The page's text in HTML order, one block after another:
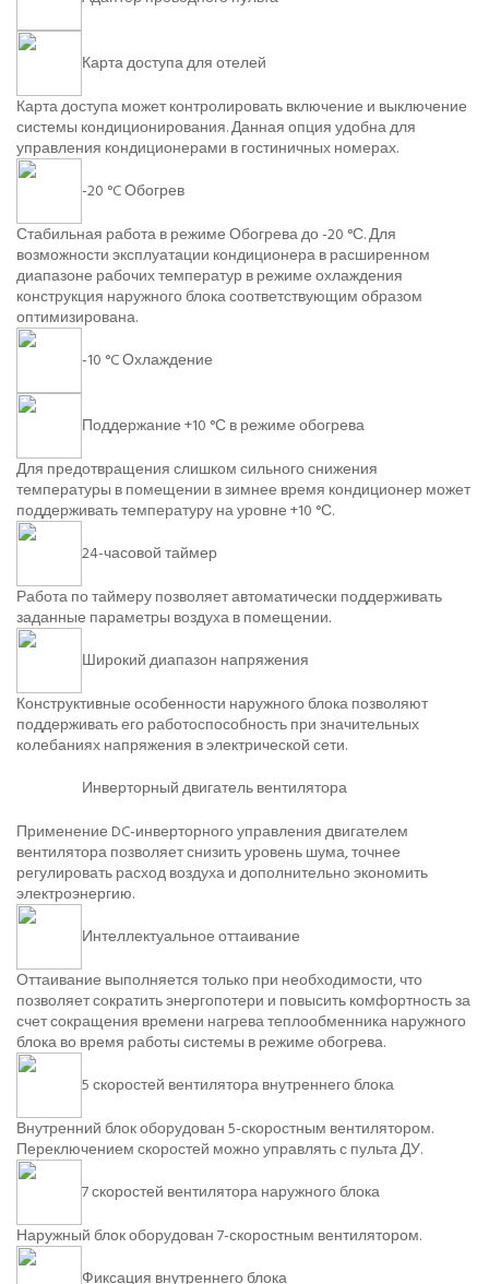
Карта доступа для отелей
Карта доступа может контролировать включение и выключение
системы кондиционирования. Данная опция удобна для
управления кондиционерами в гостиничных номерах.
-20 °C Обогрев
Стабильная работа в режиме Обогрева до -20 °С. Для
возможности эксплуатации кондиционера в расширенном
диапазоне рабочих температур в режиме охлаждения
конструкция наружного блока соответствующим образом
оптимизирована.
-10 °C Охлаждение
Поддержание +10 °С в режиме обогрева
Для предотвращения слишком сильного снижения
температуры в помещении в зимнее время кондиционер может
поддерживать температуру на уровне +10 °С.
24-часовой таймер
Работа по таймеру позволяет автоматически поддерживать
заданные параметры воздуха в помещении.
Широкий диапазон напряжения
Конструктивные особенности наружного блока позволяют
поддерживать его работоспособность при значительных
колебаниях напряжения в электрической сети.
Инверторный двигатель вентилятора
Применение DC-инверторного управления двигателем
вентилятора позволяет снизить уровень шума, точнее
регулировать расход воздуха и дополнительно экономить
электроэнергию.
Интеллектуальное оттаивание
Оттаивание выполняется только при необходимости, что
позволяет сократить энергопотери и повысить комфортность за
счет сокращения времени нагрева теплообменника наружного
блока во время работы системы в режиме обогрева.
5 скоростей вентилятора внутреннего блока
Внутренний блок оборудован 5-скоростным вентилятором.
Переключением скоростей можно управлять с пульта ДУ.
7 скоростей вентилятора наружного блока
Наружный блок оборудован 7-скоростным вентилятором.
Фиксация внутреннего блока